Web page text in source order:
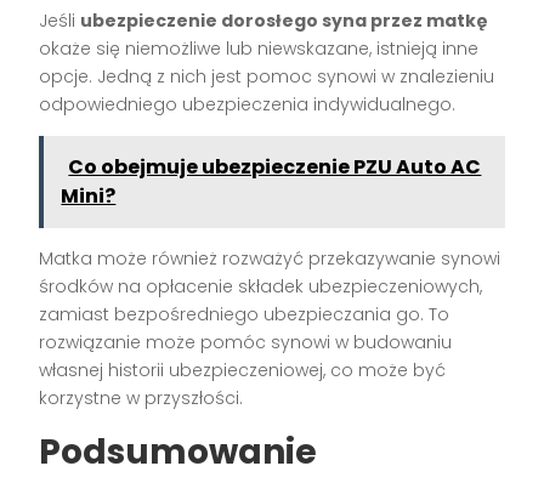
Jeśli ubezpieczenie dorosłego syna przez matkę
okaże się niemożliwe lub niewskazane, istnieją inne
opcje. Jedną z nich jest pomoc synowi w znalezieniu
odpowiedniego ubezpieczenia indywidualnego.
Co obejmuje ubezpieczenie PZU Auto AC
Mini?
Matka może również rozważyć przekazywanie synowi
środków na opłacenie składek ubezpieczeniowych,
zamiast bezpośredniego ubezpieczania go. To
rozwiązanie może pomóc synowi w budowaniu
własnej historii ubezpieczeniowej, co może być
korzystne w przyszłości.
Podsumowanie